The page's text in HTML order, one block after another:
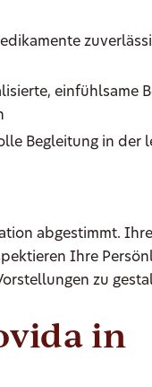
einfühlsame
Begleitung in der
abgestimmt.
Ihre
zu
in